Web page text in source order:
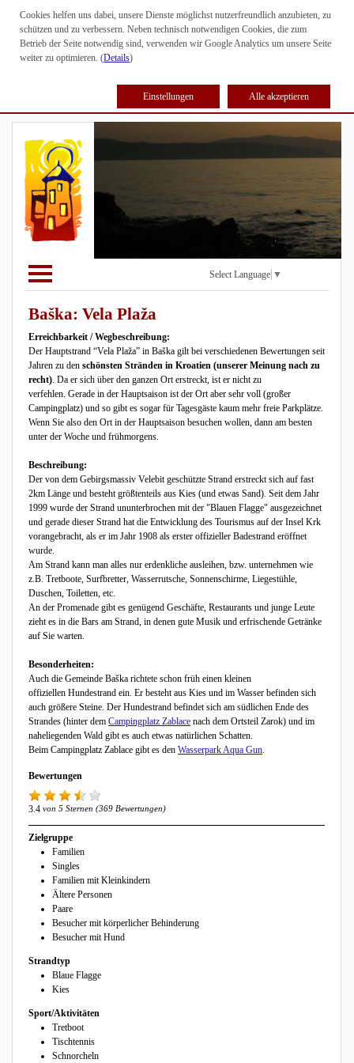
Cookies helfen uns dabei, unsere Dienste möglichst nutzerfreundlich anzubieten, zu
schützen und zu verbessern. Neben technisch notwendigen Cookies, die zum
Betrieb der Seite notwendig sind, verwenden wir Google Analytics um unsere Seite
weiter zu optimieren. (Details)
Einstellungen Alle akzeptieren
Select Language ▼
Baška: Vela Plaža
Erreichbarkeit / Wegbeschreibung:
Der Hauptstrand “Vela Plaža” in Baška gilt bei verschiedenen Bewertungen seit
Jahren zu den schönsten Stränden in Kroatien (unserer Meinung nach zu
recht). Da er sich über den ganzen Ort erstreckt, ist er nicht zu
verfehlen. Gerade in der Hauptsaison ist der Ort aber sehr voll (großer
Campingplatz) und so gibt es sogar für Tagesgäste kaum mehr freie Parkplätze.
Wenn Sie also den Ort in der Hauptsaison besuchen wollen, dann am besten
unter der Woche und frühmorgens.
Beschreibung:
Der von dem Gebirgsmassiv Velebit geschützte Strand erstreckt sich auf fast
2km Länge und besteht größtenteils aus Kies (und etwas Sand). Seit dem Jahr
1999 wurde der Strand ununterbrochen mit der "Blauen Flagge" ausgezeichnet
und gerade dieser Strand hat die Entwicklung des Tourismus auf der Insel Krk
vorangebracht, als er im Jahr 1908 als erster offizieller Badestrand eröffnet
wurde.
Am Strand kann man alles nur erdenkliche ausleihen, bzw. unternehmen wie
z.B. Tretboote, Surfbretter, Wasserrutsche, Sonnenschirme, Liegestühle,
Duschen, Toiletten, etc.
An der Promenade gibt es genügend Geschäfte, Restaurants und junge Leute
zieht es in die Bars am Strand, in denen gute Musik und erfrischende Getränke
auf Sie warten.
Besonderheiten:
Auch die Gemeinde Baška richtete schon früh einen kleinen
offiziellen Hundestrand ein. Er besteht aus Kies und im Wasser befinden sich
auch größere Steine. Der Hundestrand befindet sich am südlichen Ende des
Strandes (hinter dem Campingplatz Zablace nach dem Ortsteil Zarok) und im
naheliegenden Wald gibt es auch etwas natürlichen Schatten.
Beim Campingplatz Zablace gibt es den Wasserpark Aqua Gun.
Bewertungen
3.4 von 5 Sternen (369 Bewertungen)
Zielgruppe
Familien
Singles
Familien mit Kleinkindern
Ältere Personen
Paare
Besucher mit körperlicher Behinderung
Besucher mit Hund
Strandtyp
Blaue Flagge
Kies
Sport/Aktivitäten
Tretboot
Tischtennis
Schnorcheln